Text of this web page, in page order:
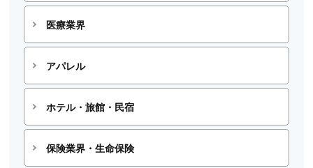
医療業界
アパレル
ホテル・旅館・民宿
保険業界・生命保険